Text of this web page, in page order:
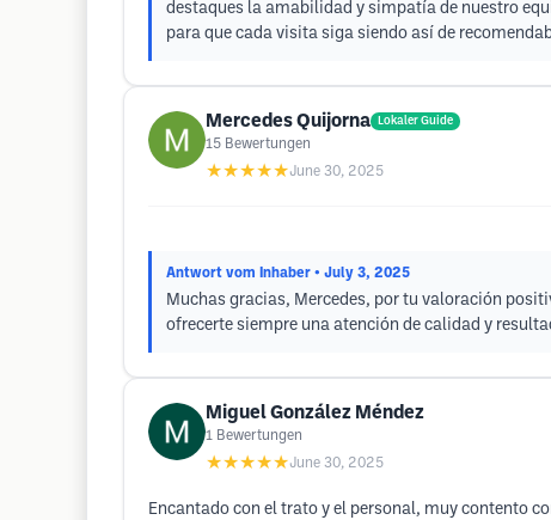
destaques la amabilidad y simpatía de nuestro
para que cada visita siga siendo así de
Mercedes Quijorna Lokaler Guide
15 Bewertungen
★★★★★June 30, 2025
Antwort vom Inhaber • July 3, 2025
Muchas gracias, Mercedes, por tu valoración
ofrecerte siempre una atención de calidad y
Miguel González Méndez
1 Bewertungen
★★★★★June 30, 2025
Encantado con el trato y el personal, muy contento